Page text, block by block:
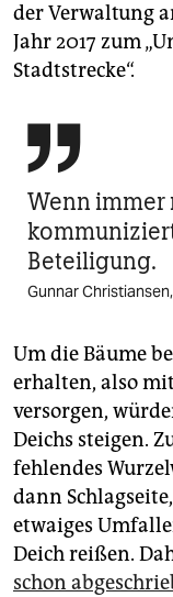
der Verwaltung
Jahr 2017 zum
Stadtstrecke“.

Wenn immer
Beteiligung.
Gunnar
Um die Bäume
erhalten, also
versorgen,
Deichs steigen.
fehlendes
dann
etwaiges
Deich reißen.
schon